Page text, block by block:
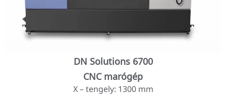
DN Solutions 6700
CNC marógép
X – tengely: 1300 mm